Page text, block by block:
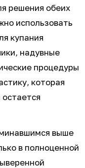
решения обеих
использовать
купания
надувные
процедуры
которая
выше
в полноценной